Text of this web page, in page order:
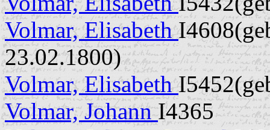
Volmar, Elisabeth
23.02.1800)
Volmar, Elisabeth
Volmar, JohannI4365